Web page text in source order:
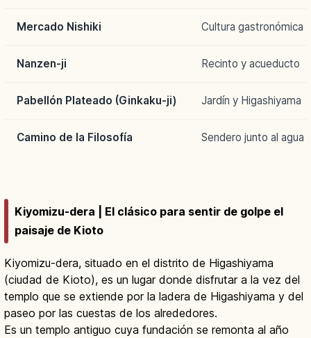
Mercado Nishiki Cultura gastronómica
Nanzen-ji Recinto y acueducto
Pabellón Plateado (Ginkaku-ji) Jardín y Higashiyama
Camino de la Filosofía Sendero junto al agua
Kiyomizu-dera | El clásico para sentir de golpe el
paisaje de Kioto
Kiyomizu-dera, situado en el distrito de Higashiyama
(ciudad de Kioto), es un lugar donde disfrutar a la vez del
templo que se extiende por la ladera de Higashiyama y del
paseo por las cuestas de los alrededores.
Es un templo antiguo cuya fundación se remonta al año